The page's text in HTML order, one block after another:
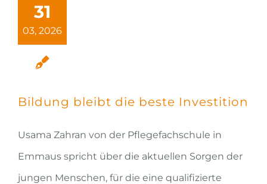
31
03, 2026
Bildung bleibt die beste Investition
Usama Zahran von der Pflegefachschule in
Emmaus spricht über die aktuellen Sorgen der
jungen Menschen, für die eine qualifizierte